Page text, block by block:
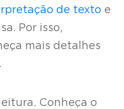
de texto e
Por isso,
mais detalhes
Conheça o